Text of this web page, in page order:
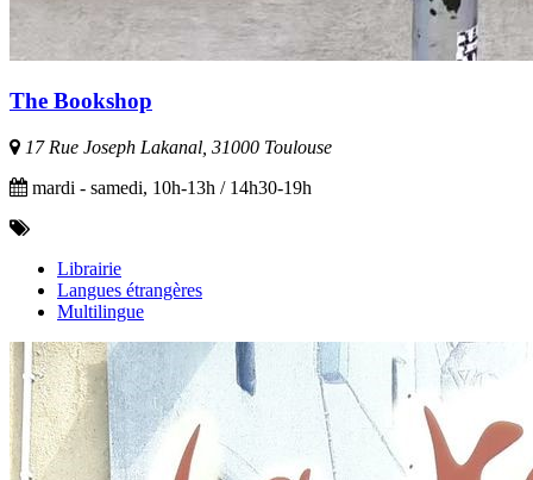
The Bookshop
17 Rue Joseph Lakanal, 31000 Toulouse
mardi - samedi, 10h-13h / 14h30-19h
Librairie
Langues étrangères
Multilingue